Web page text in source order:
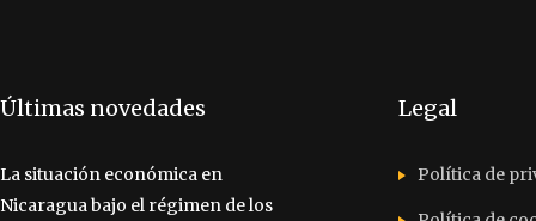
Últimas novedades
La situación económica en
Nicaragua bajo el régimen de los
Legal
Política de